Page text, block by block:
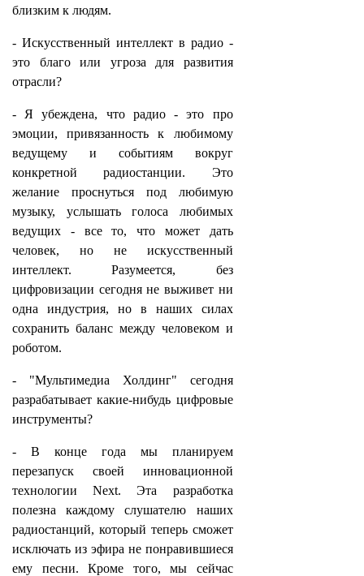
близким к людям.
- Искусственный интеллект в радио -
это благо или угроза для развития
отрасли?
- Я убеждена, что радио - это про
эмоции, привязанность к любимому
ведущему и событиям вокруг
конкретной радиостанции. Это
желание проснуться под любимую
музыку, услышать голоса любимых
ведущих - все то, что может дать
человек, но не искусственный
интеллект. Разумеется, без
цифровизации сегодня не выживет ни
одна индустрия, но в наших силах
сохранить баланс между человеком и
роботом.
- "Мультимедиа Холдинг" сегодня
разрабатывает какие-нибудь цифровые
инструменты?
- В конце года мы планируем
перезапуск своей инновационной
технологии Next. Эта разработка
полезна каждому слушателю наших
радиостанций, который теперь сможет
исключать из эфира не понравившиеся
ему песни. Кроме того, мы сейчас